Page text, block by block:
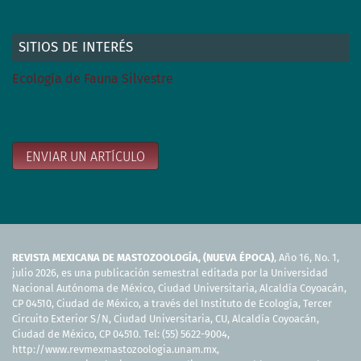
SITIOS DE INTERÉS
Ecología de Fauna Silvestre
ENVIAR UN ARTÍCULO
REVISTA MEXICANA DE MASTOZOOLOGÍA, (NUEVA ÉPOCA), Año 16, No. 1,
julio 2026, es una publicación semestral editada por la Universidad
Nacional Autónoma de México, Ciudad Universitaria, Alcaldía Coyoacán,
CP 04510, Ciudad de México, a través del Instituto de Ecología, Tercer
Circuito Exterior S/N, Ciudad Universitaria, CU, Alcaldía Coyoacán,
Ciudad de México, CP 04510. Tel: (55) 5622-9004,
http://www.revmexmastozoologia.unam.mx,